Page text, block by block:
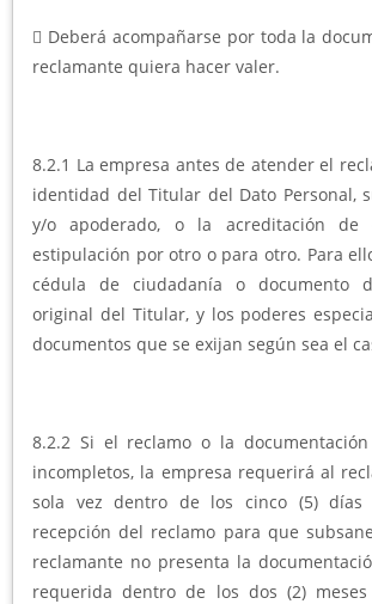
 Deberá acompañarse por toda la
reclamante quiera hacer valer.
8.2.1 La empresa antes de atender el
identidad del Titular del Dato Personal,
y/o apoderado, o la acreditación
estipulación por otro o para otro. Para
cédula de ciudadanía o documento
original del Titular, y los poderes
documentos que se exijan según sea el
8.2.2 Si el reclamo o la
incompletos, la empresa requerirá al
sola vez dentro de los cinco (5) días
recepción del reclamo para que
reclamante no presenta la
requerida dentro de los dos (2)